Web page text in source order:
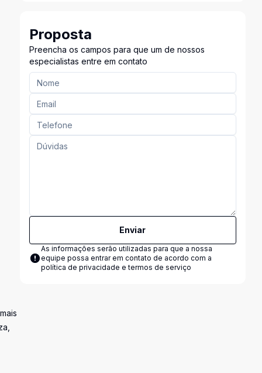
Proposta
Preencha os campos para que um de nossos
especialistas entre em contato
Enviar
As informações serão utilizadas para que a nossa
equipe possa entrar em contato de acordo com a
política de privacidade e termos de serviço